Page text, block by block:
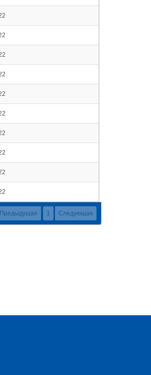
Предыдущая 1 Следующая